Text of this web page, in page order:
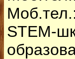
STEM-